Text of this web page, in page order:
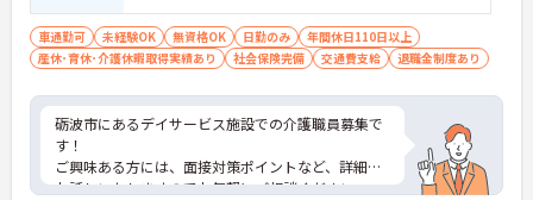
車通勤可 未経験OK 無資格OK 日勤のみ
年間休日110日以上
産休･育休･介護休暇取得実績あり
社会保険完備 交通費支給 退職金制度あり
砺波市にあるデイサービス施設での介護職員募集で
す！
ご興味ある方には、面接対策ポイントなど、詳細を
お話しいたしますのでお気軽にご相談ください。